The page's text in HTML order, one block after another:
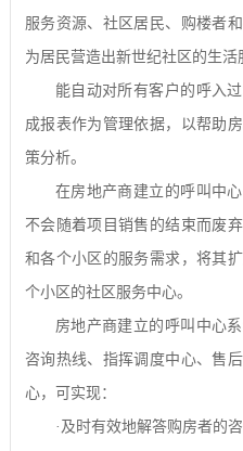
服务资源、社区居民、购楼者
为居民营造出新世纪社区的生活
能自动对所有客户的呼入
成报表作为管理依据，以帮助
策分析。
在房地产商建立的呼叫中
不会随着项目销售的结束而废
和各个小区的服务需求，将其
个小区的社区服务中心。
房地产商建立的呼叫中心
咨询热线、指挥调度中心、售
心，可实现：
· 及时有效地解答购房者的